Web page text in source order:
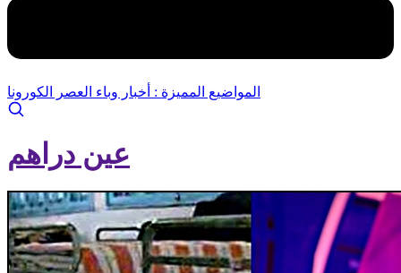
المواضيع المميزة : أخبار وباء العصر الكورونا
عين دراهم